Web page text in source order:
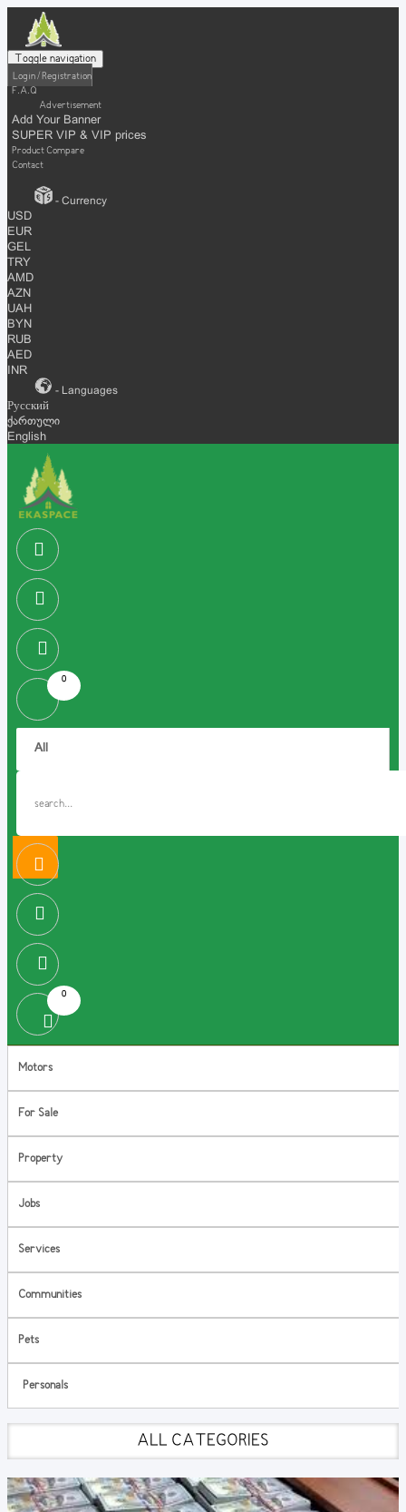
Toggle navigation
Login / Registration
F.A.Q
Advertisement
Add Your Banner
SUPER VIP & VIP prices
Product Compare
Contact
- Currency
USD
EUR
GEL
TRY
AMD
AZN
UAH
BYN
RUB
AED
INR
- Languages
Русский
ქართული
English
0
0
Motors
For Sale
Property
Jobs
Services
Communities
Pets
Personals
ALL CATEGORIES